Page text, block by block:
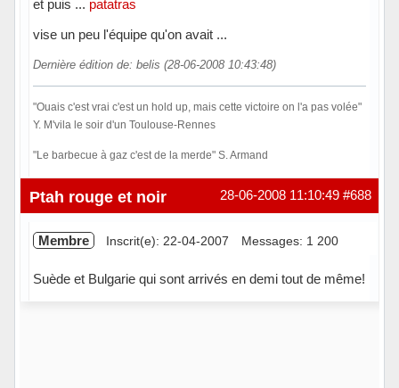
et puis ... patatras
vise un peu l'équipe qu'on avait ...
Dernière édition de: belis (28-06-2008 10:43:48)
"Ouais c'est vrai c'est un hold up, mais cette victoire on l'a pas volée"
Y. M'vila le soir d'un Toulouse-Rennes
"Le barbecue à gaz c'est de la merde" S. Armand
Hors ligne #688
28-06-2008 11:10:49
Ptah rouge et noir
Membre Inscrit(e): 22-04-2007 Messages: 1 200
Suède et Bulgarie qui sont arrivés en demi tout de même!